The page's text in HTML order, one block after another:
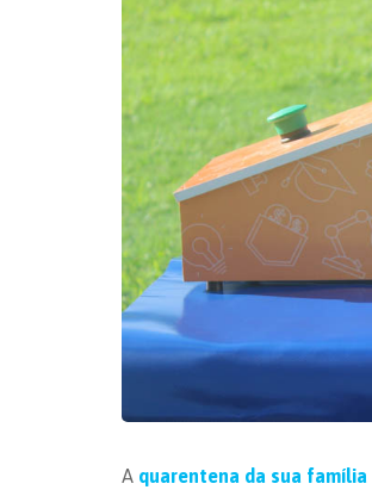
A quarentena da sua família